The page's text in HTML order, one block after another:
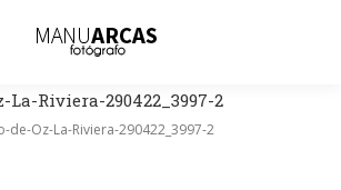
La-Riviera-290422_3997-2
de-Oz-La-Riviera-290422_3997-2